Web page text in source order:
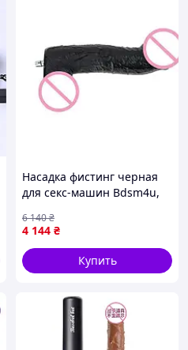
Насадка фистинг черная
для секс-машин Bdsm4u,
мастурбаторы секс-шоп
4 144 ₴
6 140₴
Купить